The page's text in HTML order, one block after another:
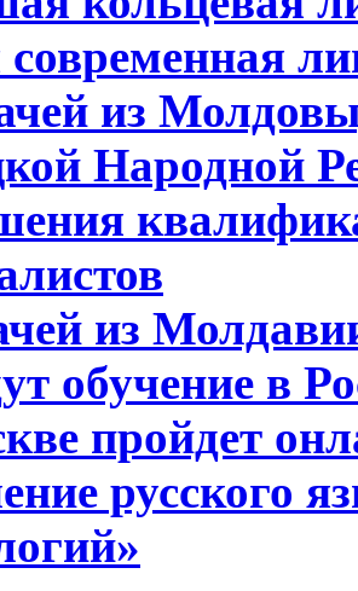
современная
из
Народной
из
обучение в
пройдет
русского